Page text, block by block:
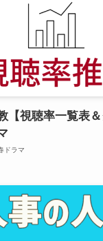
【視聴率一覧表
ドラマ